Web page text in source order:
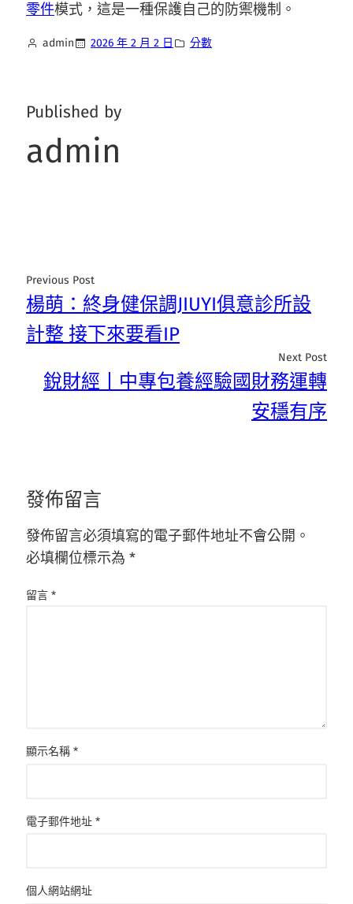
零件模式，這是一種保護自己的防禦機制。
admin 2026 年 2 月 2 日 分數
Published by
admin
Previous Post
楊萌：終身健保調JIUYI俱意診所設
計整 接下來要看IP
Next Post
銳財經丨中專包養經驗國財務運轉
安穩有序
發佈留言
發佈留言必須填寫的電子郵件地址不會公開。
必填欄位標示為 *
留言 *
顯示名稱 *
電子郵件地址 *
個人網站網址